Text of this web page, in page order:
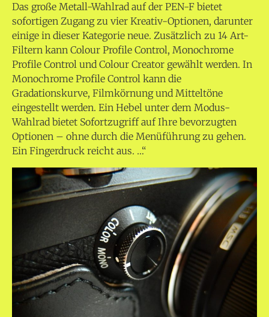
Das große Metall-Wahlrad auf der PEN-F bietet
sofortigen Zugang zu vier Kreativ-Optionen, darunter
einige in dieser Kategorie neue. Zusätzlich zu 14 Art-
Filtern kann Colour Profile Control, Monochrome
Profile Control und Colour Creator gewählt werden. In
Monochrome Profile Control kann die
Gradationskurve, Filmkörnung und Mitteltöne
eingestellt werden. Ein Hebel unter dem Modus-
Wahlrad bietet Sofortzugriff auf Ihre bevorzugten
Optionen – ohne durch die Menüführung zu gehen.
Ein Fingerdruck reicht aus. …“